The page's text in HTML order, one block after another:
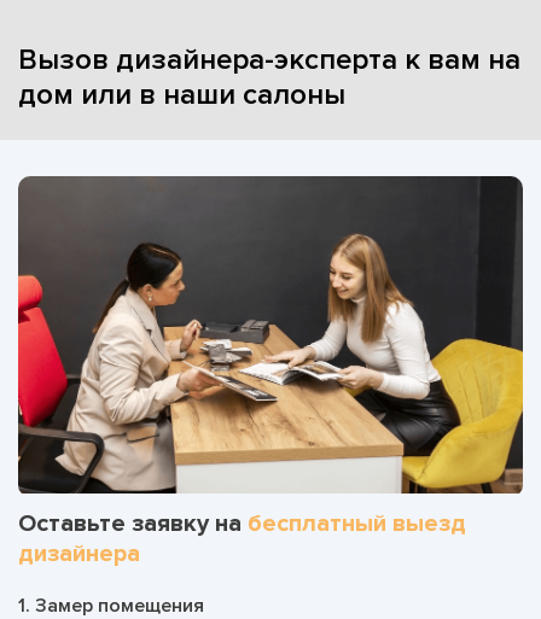
Вызов дизайнера-эксперта к вам на
дом или в наши салоны
Оставьте заявку на бесплатный выезд
дизайнера
1. Замер помещения